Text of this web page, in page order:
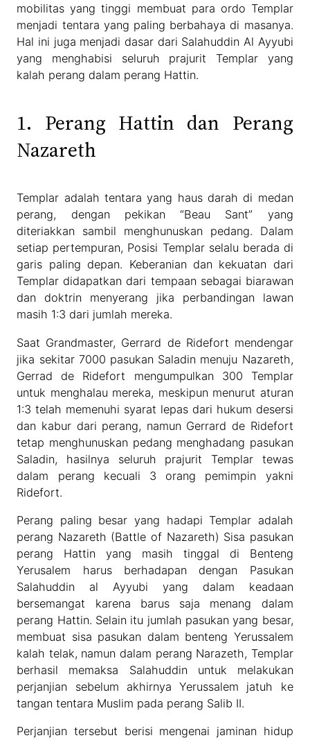
mobilitas yang tinggi membuat para ordo Templar
menjadi tentara yang paling berbahaya di masanya.
Hal ini juga menjadi dasar dari Salahuddin Al Ayyubi
yang menghabisi seluruh prajurit Templar yang
kalah perang dalam perang Hattin.
1. Perang Hattin dan Perang
Nazareth
Templar adalah tentara yang haus darah di medan
perang, dengan pekikan “Beau Sant” yang
diteriakkan sambil menghunuskan pedang. Dalam
setiap pertempuran, Posisi Templar selalu berada di
garis paling depan. Keberanian dan kekuatan dari
Templar didapatkan dari tempaan sebagai biarawan
dan doktrin menyerang jika perbandingan lawan
masih 1:3 dari jumlah mereka.
Saat Grandmaster, Gerrard de Ridefort mendengar
jika sekitar 7000 pasukan Saladin menuju Nazareth,
Gerrad de Ridefort mengumpulkan 300 Templar
untuk menghalau mereka, meskipun menurut aturan
1:3 telah memenuhi syarat lepas dari hukum desersi
dan kabur dari perang, namun Gerrard de Ridefort
tetap menghunuskan pedang menghadang pasukan
Saladin, hasilnya seluruh prajurit Templar tewas
dalam perang kecuali 3 orang pemimpin yakni
Ridefort.
Perang paling besar yang hadapi Templar adalah
perang Nazareth (Battle of Nazareth) Sisa pasukan
perang Hattin yang masih tinggal di Benteng
Yerusalem harus berhadapan dengan Pasukan
Salahuddin al Ayyubi yang dalam keadaan
bersemangat karena barus saja menang dalam
perang Hattin. Selain itu jumlah pasukan yang besar,
membuat sisa pasukan dalam benteng Yerussalem
kalah telak, namun dalam perang Narazeth, Templar
berhasil memaksa Salahuddin untuk melakukan
perjanjian sebelum akhirnya Yerussalem jatuh ke
tangan tentara Muslim pada perang Salib II.
Perjanjian tersebut berisi mengenai jaminan hidup